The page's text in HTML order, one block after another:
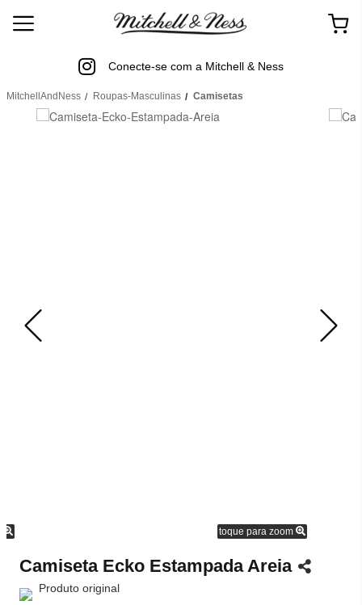
Conecte-se com a Mitchell & Ness
MitchellAndNess Roupas-Masculinas Camisetas
toque para zoom
Camiseta Ecko Estampada Areia
Produto original